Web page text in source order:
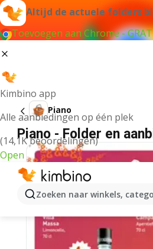
Altijd de actuele folders
Toevoegen aan Chrome -
Kimbino app
Alle aanbiedingen op één plek
(14,1K beoordelingen)
Open
Zoeken naar winkels,
Piano
Piano - Folder en